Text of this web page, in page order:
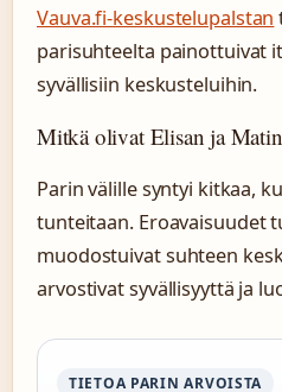
Vauva.fi-keskustelupalstan
parisuhteelta painottuivat
syvällisiin keskusteluihin.
Mitkä olivat Elisan ja
Parin välille syntyi kitkaa,
tunteitaan. Eroavaisuudet
muodostuivat suhteen
arvostivat syvällisyyttä ja
TIETOA PARIN ARVOISTA